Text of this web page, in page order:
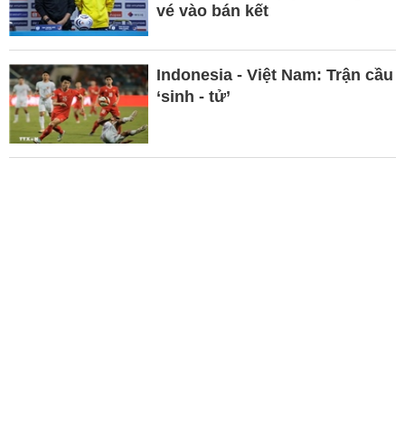
vé vào bán kết
Indonesia - Việt Nam: Trận cầu
‘sinh - tử’